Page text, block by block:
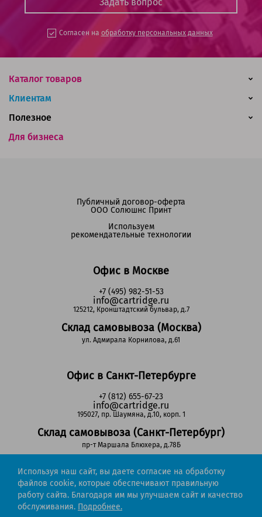
Согласен на обработку персональных данных
Каталог товаров
Клиентам
Для бизнеса
Полезное
Офис в Москве
+7 (495) 982-51-53
info@cartridge.ru
125212, Кронштадтский бульвар, д.7
Склад самовывоза (Москва)
ул. Адмирала Корнилова, д.61
Офис в Санкт-Петербурге
+7 (812) 655-67-23
info@cartridge.ru
195027, пр. Шаумяна, д.10, корп. 1
Склад самовывоза (Санкт-Петербург)
пр-т Маршала Блюхера, д.78Б
Регионы РФ
8-800-302-51-53
(звонок бесплатный)
Публичный договор-оферта
ООО Солюшнс Принт
Используем
рекомендательные технологии
Используя наш сайт, вы даете согласие на обработку
файлов cookie, которые обеспечивают правильную
работу сайта. Благодаря им мы улучшаем сайт и качество
обслуживания. Подробнее.